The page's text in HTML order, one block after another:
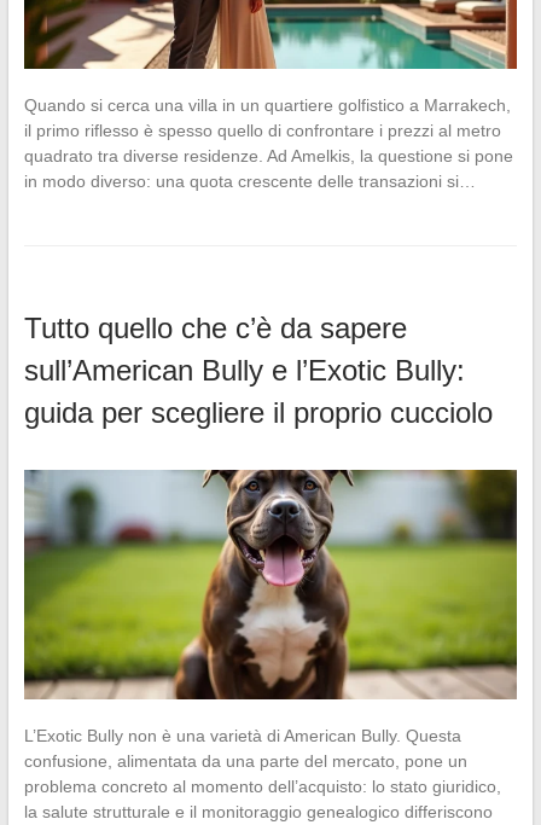
Quando si cerca una villa in un quartiere golfistico a Marrakech,
il primo riflesso è spesso quello di confrontare i prezzi al metro
quadrato tra diverse residenze. Ad Amelkis, la questione si pone
in modo diverso: una quota crescente delle transazioni si…
Tutto quello che c’è da sapere
sull’American Bully e l’Exotic Bully:
guida per scegliere il proprio cucciolo
L’Exotic Bully non è una varietà di American Bully. Questa
confusione, alimentata da una parte del mercato, pone un
problema concreto al momento dell’acquisto: lo stato giuridico,
la salute strutturale e il monitoraggio genealogico differiscono